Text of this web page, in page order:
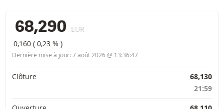
68,290 EUR
0,160 (0,23 % )
Dernière mise à jour: 7 août 2026 @ 13:36:47
Informations importantes
Clôture
68,130
21:59